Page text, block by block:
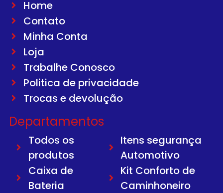
Home
Contato
Minha Conta
Loja
Trabalhe Conosco
Politica de privacidade
Trocas e devolução
Departamentos
Todos os
produtos
Caixa de
Bateria
Itens segurança
Automotivo
Kit Conforto de
Caminhoneiro